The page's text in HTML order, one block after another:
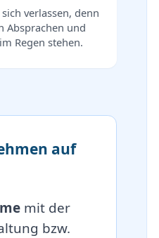
verlassen, denn
Absprachen und
Regen stehen.
auf
mit der
bzw.